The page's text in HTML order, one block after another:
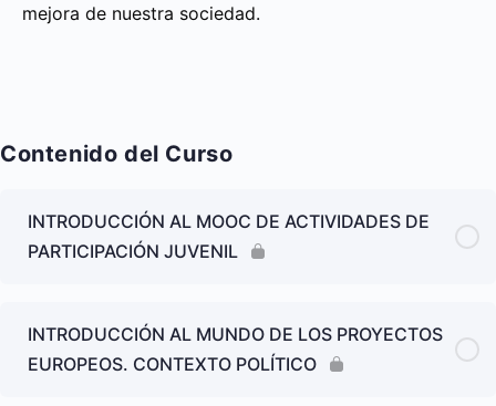
mejora de nuestra sociedad.
Contenido del Curso
INTRODUCCIÓN AL MOOC DE ACTIVIDADES DE
PARTICIPACIÓN JUVENIL
INTRODUCCIÓN AL MUNDO DE LOS PROYECTOS
EUROPEOS. CONTEXTO POLÍTICO